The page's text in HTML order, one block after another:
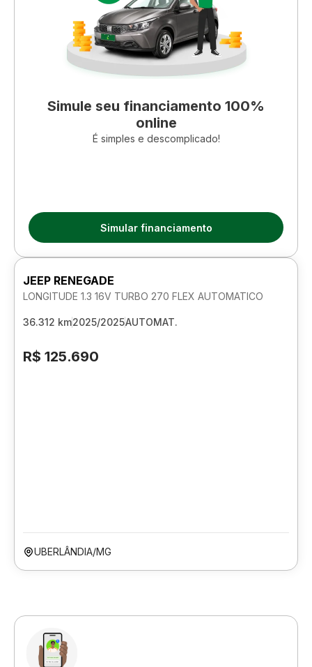
Simule seu financiamento 100%
online
É simples e descomplicado!
Simular financiamento
JEEP RENEGADE
LONGITUDE 1.3 16V TURBO 270 FLEX AUTOMATICO
36.312 km2025/2025AUTOMAT.
R$ 125.690
UBERLÂNDIA/MG